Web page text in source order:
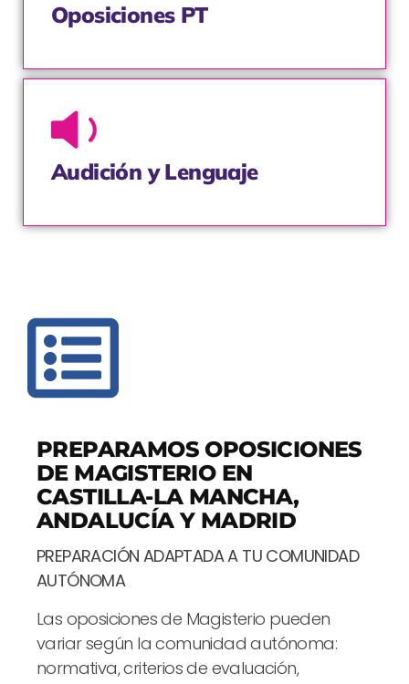
Oposiciones PT
Audición y Lenguaje
PREPARAMOS OPOSICIONES
DE MAGISTERIO EN
CASTILLA-LA MANCHA,
ANDALUCÍA Y MADRID
PREPARACIÓN ADAPTADA A TU COMUNIDAD
AUTÓNOMA
Las oposiciones de Magisterio pueden
variar según la comunidad autónoma:
normativa, criterios de evaluación,